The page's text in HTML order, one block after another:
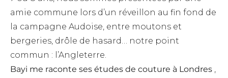
amie commune lors d’un réveillon au fin fond de
la campagne Audoise, entre moutons et
bergeries, drôle de hasard… notre point
commun : l’Angleterre.
Bayi me raconte ses études de couture à Londres ,